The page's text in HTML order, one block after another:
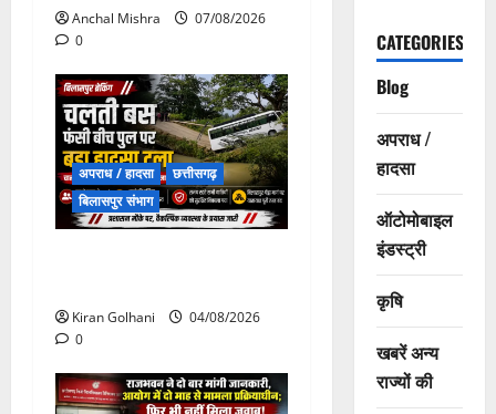
Anchal Mishra
07/08/2026
0
अपराध / हादसा
छत्तीसगढ़
बिलासपुर संभाग
Kiran Golhani
04/08/2026
0
CATEGORIES
Blog
अपराध /
हादसा
ऑटोमोबाइल
इंडस्ट्री
कृषि
खबरें अन्य
राज्यों की